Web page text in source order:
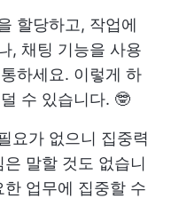
할당하고, 작업에
, 채팅 기능을 사용
하세요. 이렇게 하
수 있습니다. 🤓
요가 없으니 집중력
말할 것도 없습니
업무에 집중할 수